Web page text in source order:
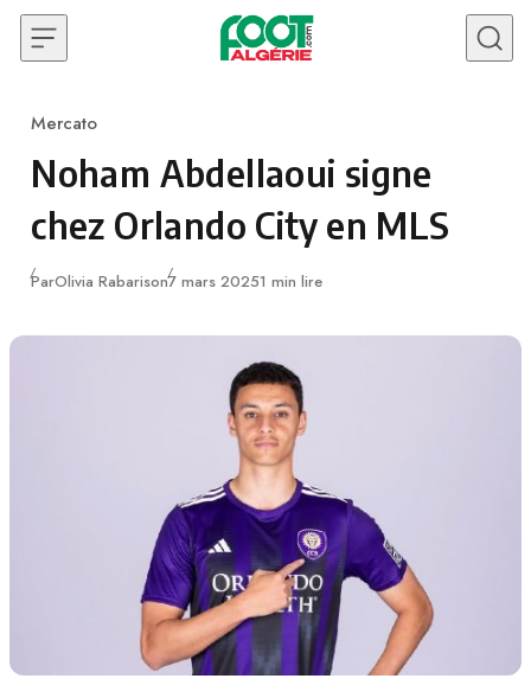
Skip to content
Category
Mercato
Noham Abdellaoui signe
chez Orlando City en MLS
ParOlivia RabarisonPublié
7 mars 20251 min lire